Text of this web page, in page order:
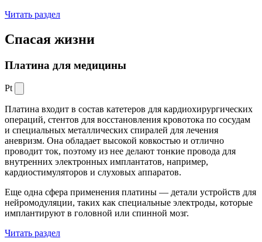
Читать раздел
Спасая жизни
Платина для медицины
Pt
Платина входит в состав катетеров для кардиохирургических
операций, стентов для восстановления кровотока по сосудам
и специальных металлических спиралей для лечения
аневризм. Она обладает высокой ковкостью и отлично
проводит ток, поэтому из нее делают тонкие провода для
внутренних электронных имплантатов, например,
кардиостимуляторов и слуховых аппаратов.
Еще одна сфера применения платины — детали устройств для
нейромодуляции, таких как специальные электроды, которые
имплантируют в головной или спинной мозг.
Читать раздел